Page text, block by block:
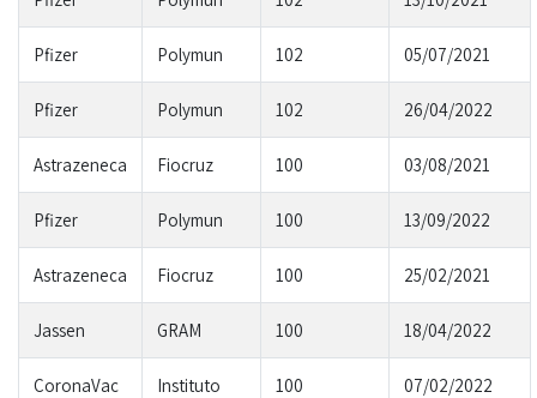
Pfizer Polymun 102 05/07/2021
Pfizer Polymun 102 26/04/2022
Astrazeneca Fiocruz 100 03/08/2021
Pfizer Polymun 100 13/09/2022
Astrazeneca Fiocruz 100 25/02/2021
Jassen GRAM 100 18/04/2022
CoronaVac
Instituto
100 07/02/2022